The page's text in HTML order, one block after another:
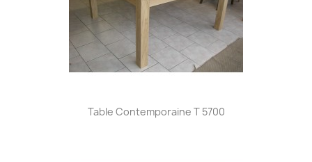
Table Contemporaine T 5700